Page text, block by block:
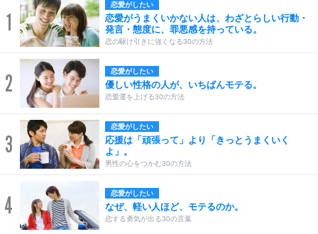
1
恋愛がしたい
恋愛がうまくいかない人は、わざとらしい行動・
発言・態度に、罪悪感を持っている。
恋の駆け引きに強くなる30の方法
2 恋愛がしたい
優しい性格の人が、いちばんモテる。
恋愛運を上げる30の方法
3
恋愛がしたい
応援は「頑張って」より「きっとうまくいく
よ」。
男性の心をつかむ30の方法
4 恋愛がしたい
なぜ、軽い人ほど、モテるのか。
恋する勇気が出る30の言葉